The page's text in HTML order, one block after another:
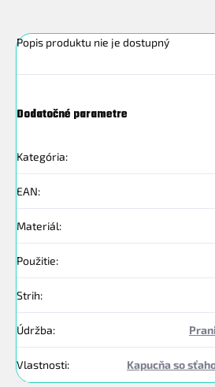
Popis produktu nie je dostupný
Dodatočné parametre
Kategória:
EAN:
Materiál:
Použitie:
Strih:
Údržba:
Vlastnosti: Kapucňa so